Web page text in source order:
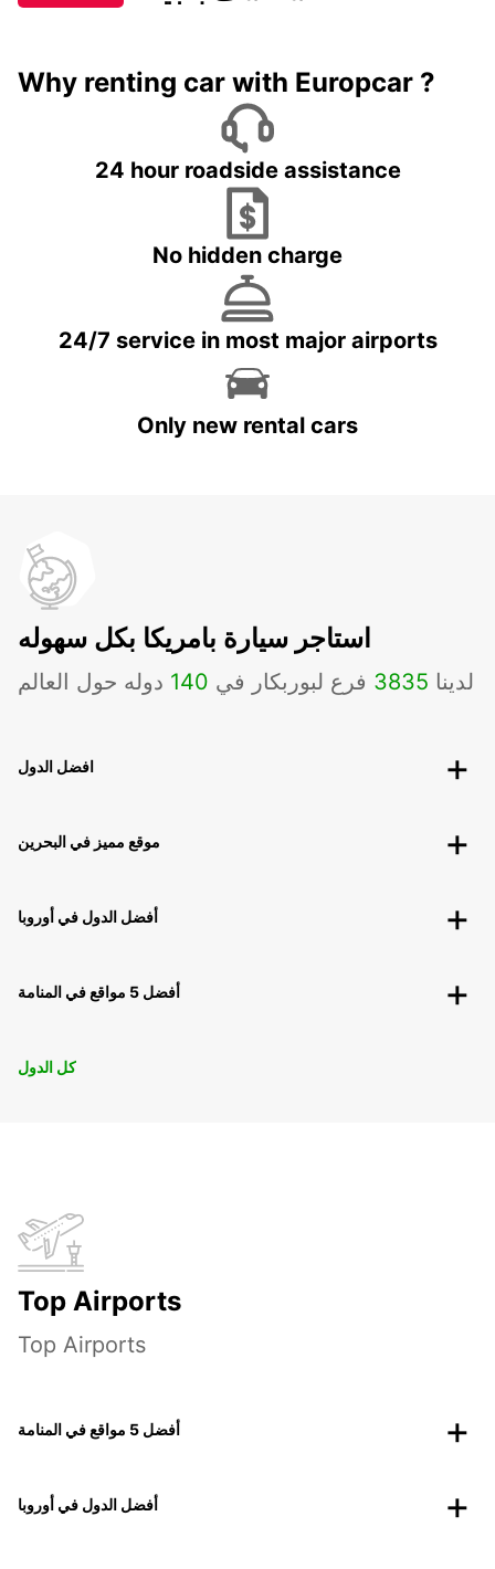
Why renting car with Europcar ?
24 hour roadside assistance
No hidden charge
24/7 service in most major airports
Only new rental cars
استاجر سيارة بامريكا بكل سهوله
لدينا 3835 فرع لبوربكار في 140 دوله حول العالم
افضل الدول
موقع مميز في البحرين
أفضل الدول في أوروبا
أفضل 5 مواقع في المنامة
كل الدول
Top Airports
Top Airports
أفضل 5 مواقع في المنامة
أفضل الدول في أوروبا